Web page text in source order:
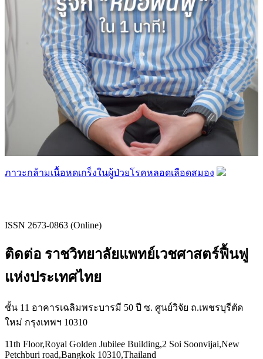
ภาวะกล้ามเนื้อหดเกร็งในผู้ป่วยโรคหลอดเลือดสมอง
ISSN 2673-0863 (Online)
ติดต่อ ราชวิทยาลัยแพทย์เวชศาสตร์ฟื้นฟู
แห่งประเทศไทย
ชั้น 11 อาคารเฉลิมพระบารมี 50 ปี ซ. ศูนย์วิจัย ถ.เพชรบุรีตัด
ใหม่ กรุงเทพฯ 10310
11th Floor,Royal Golden Jubilee Building,2 Soi Soonvijai,New
Petchburi road,Bangkok 10310,Thailand